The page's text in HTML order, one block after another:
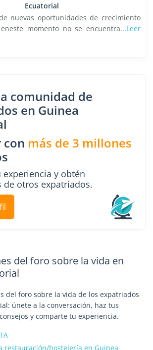
Ecuatorial
nuevas oportunidades de crecimiento
momento no se encuentra...Leer
comunidad de
en Guinea
con más de 3 millones
experiencia y obtén
de otros expatriados.
del foro sobre la vida en
del foro sobre la vida de los expatriados
únete a la conversación, haz tus
y comparte tu experiencia.
restauración/hostelería en Guinea